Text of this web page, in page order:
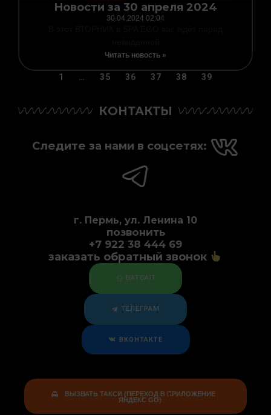
Новости за 30 апреля 2024
30.04.2024 02:04
Читать новость »
1 … 35 36 37 38 39
КОНТАКТЫ
Следите за нами в соцсетях:
г. Пермь, ул. Ленина 10
позвонить
+7 922 38 444 69
заказать обратный звонок
ВАТСАП
ТЕЛЕГРАМ
ВКОНТАКТЕ
ВЫЗВАТЬ ТАКСИ (ПЕРЕХОД В ПРИЛОЖЕНИЕ
ЯНДЕКС GO)